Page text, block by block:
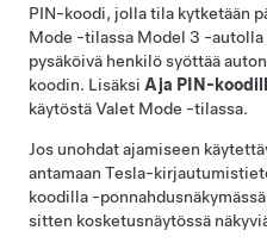
PIN-koodi, jolla tila kytketään
Mode -tilassa Model 3 -autolla
pysäköivä henkilö syöttää
koodin. Lisäksi Aja PIN-
käytöstä Valet Mode -tilassa.
Jos unohdat ajamiseen
antamaan Tesla-
koodilla -
sitten kosketusnäytössä